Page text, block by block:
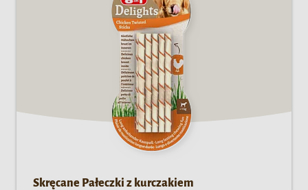
Skręcane Pałeczki z kurczakiem